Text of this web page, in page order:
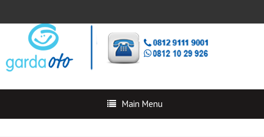
Main Menu